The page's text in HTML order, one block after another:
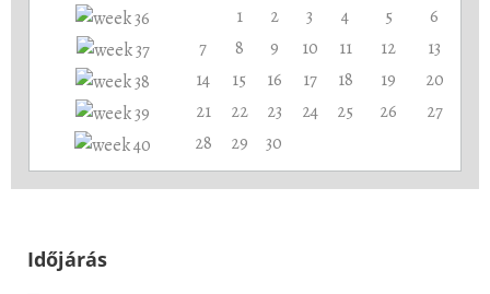
1
2 3 4 5
6
7
8 9 10 11 12
13
14
15 16 17 18 19
20
21
22 23 24 25 26
27
28
29 30
Időjárás